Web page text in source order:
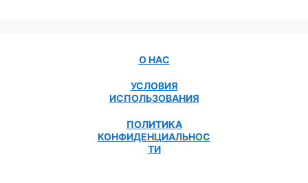
О НАС
УСЛОВИЯ
ИСПОЛЬЗОВАНИЯ
ПОЛИТИКА
КОНФИДЕНЦИАЛЬНОС
ТИ